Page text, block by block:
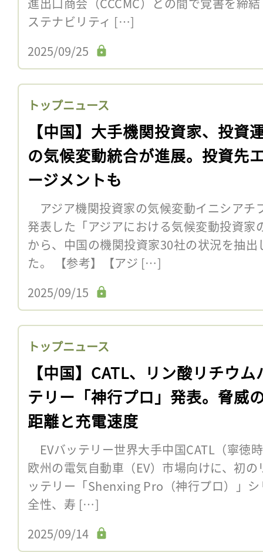
ステナビリティ […]
2025/09/25
トップニュース
【中国】大手機関投資家、投資
の気候変動統合が進展。投資先
ージメントも
アジア機関投資家の気候変動イニシアチ
発表した「アジアにおける気候変動投資家
から、中国の機関投資家30社の状況を抽
た。 【参考】【アジ […]
2025/09/15
トップニュース
【中国】CATL、リン酸リチウム
テリー「神行プロ」発表。脅威
距離と充電速度
EVバッテリー世界大手中国CATL（寧徳
欧州の電気自動車（EV）市場向けに、初
ッテリー「Shenxing Pro（神行プロ）」
全性、寿 […]
2025/09/14